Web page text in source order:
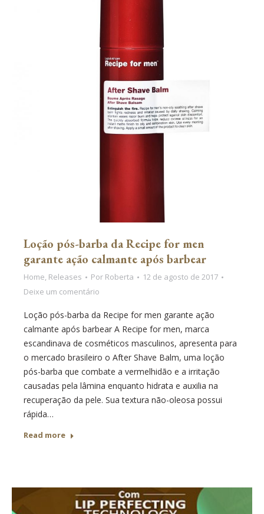
Loção pós-barba da Recipe for men
garante ação calmante após barbear
Home, Releases Por Roberta
12 de agosto de 2017
Deixe um comentário
Loção pós-barba da Recipe for men garante ação
calmante após barbear A Recipe for men, marca
escandinava de cosméticos masculinos, apresenta para
o mercado brasileiro o After Shave Balm, uma loção
pós-barba que combate a vermelhidão e a irritação
causadas pela lâmina enquanto hidrata e auxilia na
recuperação da pele. Sua textura não-oleosa possui
rápida…
Read more